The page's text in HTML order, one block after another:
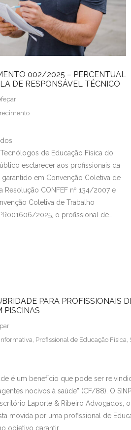
002/2025 – PERCENTUAL
DE RESPONSÁVEL TÉCNICO
de Educação Física do
esclarecer aos profissionais da
em Convenção Coletiva de
Resolução CONFEF nº 134/2007 e
Coletiva de Trabalho
2025, o profissional de…
PARA PROFISSIONAIS
PISCINAS
, Profissional de Educação Física,
é um benefício que pode ser
nocivos à saúde” (CF/88). O
Laporte & Ribeiro Advogados,
movida por uma profissional de
objetivo garantir…